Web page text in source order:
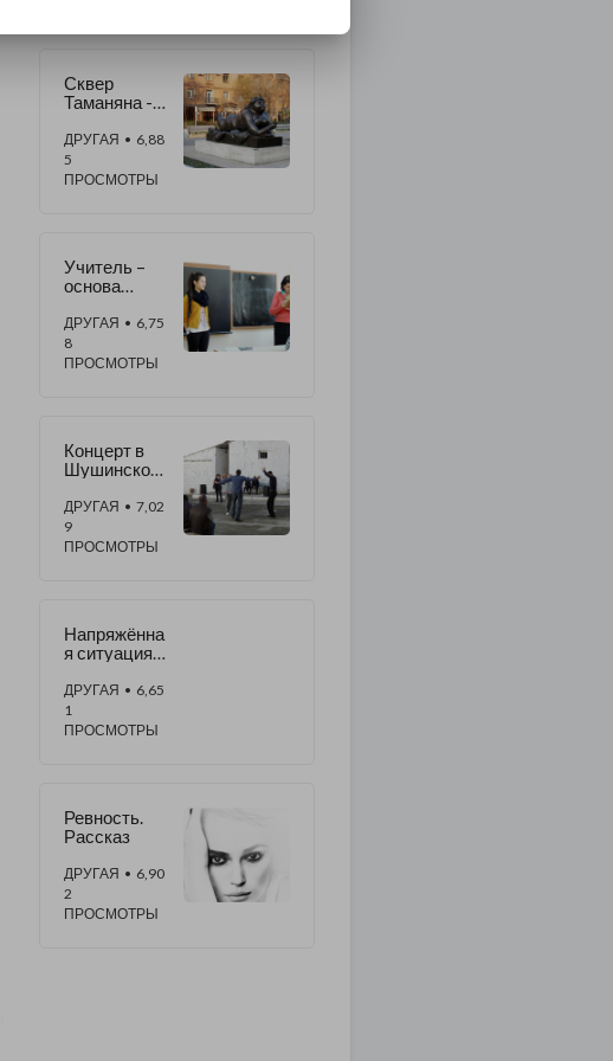
Сквер
Таманяна -
ый музей
под
открытым
ДРУГАЯ • 6,88
5
ПРОСМОТРЫ
Учитель –
основа
ДРУГАЯ • 6,75
8
ПРОСМОТРЫ
Концерт в
Шушинской
ДРУГАЯ • 7,02
9
ПРОСМОТРЫ
Напряжённа
я ситуация
карабахско
м фронте.
Неужели
ДРУГАЯ • 6,65
1
ПРОСМОТРЫ
Ревность.
Рассказ
ДРУГАЯ • 6,90
2
ПРОСМОТРЫ